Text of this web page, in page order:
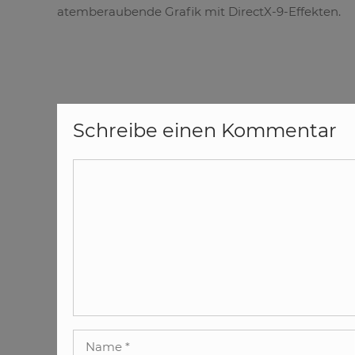
atemberaubende Grafik mit DirectX-9-Effekten.
Schreibe einen Kommentar